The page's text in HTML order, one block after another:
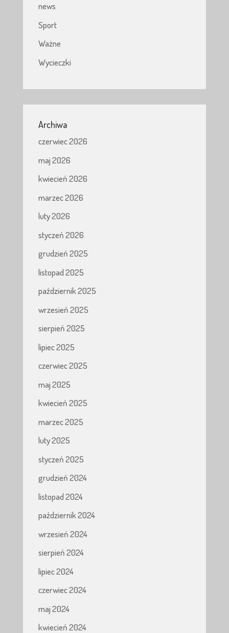
news
Sport
Ważne
Wycieczki
Archiwa
czerwiec 2026
maj 2026
kwiecień 2026
marzec 2026
luty 2026
styczeń 2026
grudzień 2025
listopad 2025
październik 2025
wrzesień 2025
sierpień 2025
lipiec 2025
czerwiec 2025
maj 2025
kwiecień 2025
marzec 2025
luty 2025
styczeń 2025
grudzień 2024
listopad 2024
październik 2024
wrzesień 2024
sierpień 2024
lipiec 2024
czerwiec 2024
maj 2024
kwiecień 2024